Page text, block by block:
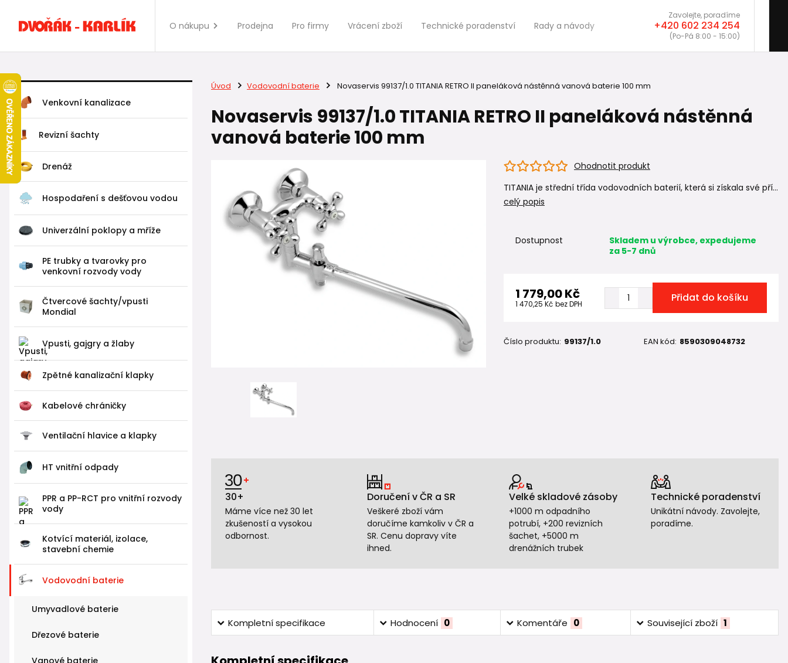
O nákupu Prodejna Pro firmy Vrácení zboží Technické poradenství Rady a návody
Zavolejte, poradíme
+420 602 234 254
(Po-Pá 8:00 - 15:00)
Venkovní kanalizace
Revizní šachty
Drenáž
Hospodaření s dešťovou vodou
Univerzální poklopy a mříže
PE trubky a tvarovky pro
venkovní rozvody vody
Čtvercové šachty/vpusti
Mondial
Vpusti, gajgry a žlaby
Zpětné kanalizační klapky
Kabelové chráničky
Ventilační hlavice a klapky
HT vnitřní odpady
PPR a PP-RCT pro vnitřní rozvody
vody
Kotvící materiál, izolace,
stavební chemie
Vodovodní baterie
Umyvadlové baterie
Dřezové baterie
Vanové baterie
Úvod Vodovodní baterie Novaservis 99137/1.0 TITANIA RETRO II paneláková nástěnná vanová baterie 100 mm
Novaservis 99137/1.0 TITANIA RETRO II paneláková nástěnná
vanová baterie 100 mm
Ohodnotit produkt
TITANIA je střední třída vodovodních baterií, která si získala své pří...
celý popis
Dostupnost
Skladem u výrobce, expedujeme
za 5-7 dnů
1 779,00 Kč
1 470,25 Kč bez DPH Přidat do košíku
Číslo produktu: 99137/1.0 EAN kód: 8590309048732
30+
Máme více než 30 let
zkušeností a vysokou
odbornost.
Doručení v ČR a SR
Veškeré zboží vám
doručíme kamkoliv v ČR a
SR. Cenu dopravy víte
ihned.
Velké skladové zásoby
+1000 m odpadního
potrubí, +200 revizních
šachet, +5000 m
drenážních trubek
Technické poradenství
Unikátní návody. Zavolejte,
poradíme.
Kompletní specifikace Hodnocení 0 Komentáře 0 Související zboží 1